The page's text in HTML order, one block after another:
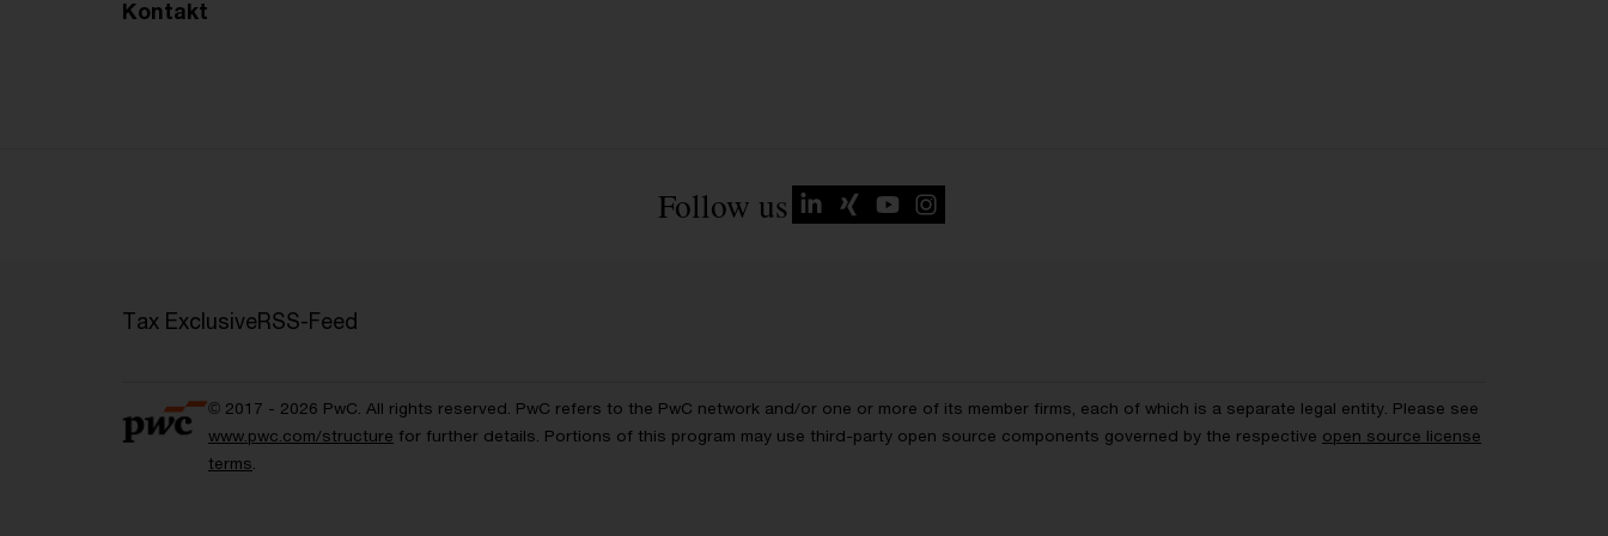
Kontakt
Follow us
Tax ExclusiveRSS-Feed
© 2017 - 2026 PwC. All rights reserved. PwC refers to the PwC network and/or one or more of its member firms, each of which is a separate legal entity. Please see
www.pwc.com/structure for further details. Portions of this program may use third-party open source components governed by the respective open source license
terms